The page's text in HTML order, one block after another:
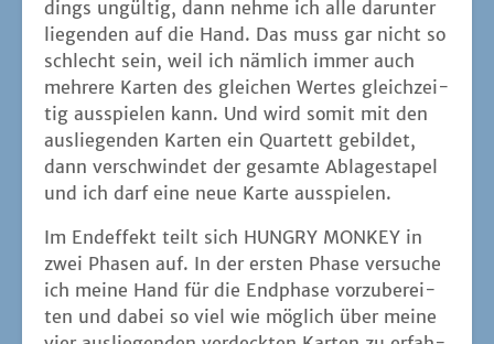
ten und dabei so viel wie mög­lich über mei­ne
vier aus­lie­gen­den ver­deck­ten Kar­ten zu erfah­
ren. Dabei nut­ze ich die zusätz­li­chen Son­der­
funk­tio­nen ein­zel­ner Kar­ten­wer­te. In der End­
pha­se will ich dann so schnell wie mög­lich
mei­ne Kar­ten los wer­den. Und ganz ket­ze­risch
fra­ge ich mich, für was ich dann 10 bis 15
Minu­ten die ers­te Pha­se spie­len soll. Zumal
am Ende ohne­hin nicht plan­bar ist, was pas­
sie­ren wird. Natür­lich hel­fen hohe Kar­ten­wer­te
bei den vier End­kar­ten – aber dum­mer­wei­se
sind die­se viel­leicht durch den Büf­fel doch
nicht gefragt. Und ob ich in der ers­ten Pha­se